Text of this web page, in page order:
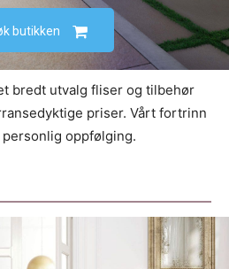
butikken
bredt utvalg fliser og tilbehør
priser. Vårt fortrinn
oppfølging.